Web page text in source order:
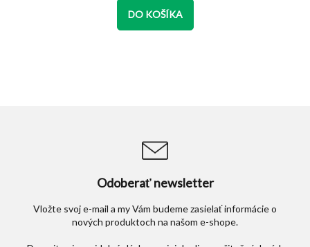
hviezdičiek.
DO KOŠÍKA
Odoberať newsletter
Vložte svoj e-mail a my Vám budeme zasielať informácie o
nových produktoch na našom e-shope.